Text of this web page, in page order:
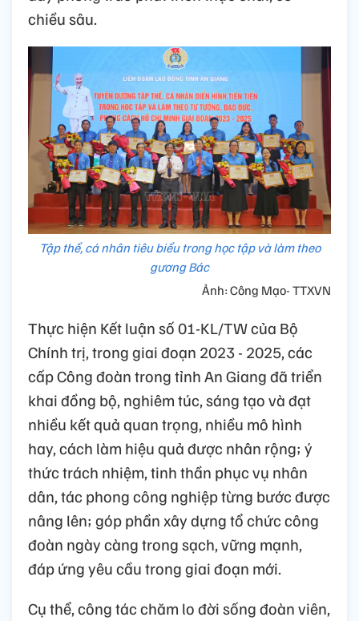
chiều sâu.
Tập thể, cá nhân tiêu biểu trong học tập và làm theo
gương Bác
Ảnh: Công Mạo- TTXVN
Thực hiện Kết luận số 01-KL/TW của Bộ
Chính trị, trong giai đoạn 2023 - 2025, các
cấp Công đoàn trong tỉnh An Giang đã triển
khai đồng bộ, nghiêm túc, sáng tạo và đạt
nhiều kết quả quan trọng, nhiều mô hình
hay, cách làm hiệu quả được nhân rộng; ý
thức trách nhiệm, tinh thần phục vụ nhân
dân, tác phong công nghiệp từng bước được
nâng lên; góp phần xây dựng tổ chức công
đoàn ngày càng trong sạch, vững mạnh,
đáp ứng yêu cầu trong giai đoạn mới.
Cụ thể, công tác chăm lo đời sống đoàn viên,